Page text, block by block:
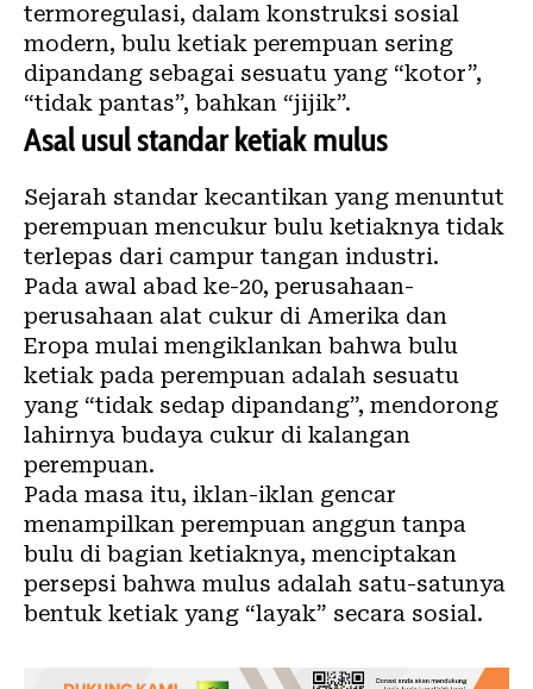
termoregulasi, dalam konstruksi sosial
modern, bulu ketiak perempuan sering
dipandang sebagai sesuatu yang “kotor”,
“tidak pantas”, bahkan “jijik”.
Asal usul standar ketiak mulus
Sejarah standar kecantikan yang menuntut
perempuan mencukur bulu ketiaknya tidak
terlepas dari campur tangan industri.
Pada awal abad ke-20, perusahaan-
perusahaan alat cukur di Amerika dan
Eropa mulai mengiklankan bahwa bulu
ketiak pada perempuan adalah sesuatu
yang “tidak sedap dipandang”, mendorong
lahirnya budaya cukur di kalangan
perempuan.
Pada masa itu, iklan-iklan gencar
menampilkan perempuan anggun tanpa
bulu di bagian ketiaknya, menciptakan
persepsi bahwa mulus adalah satu-satunya
bentuk ketiak yang “layak” secara sosial.